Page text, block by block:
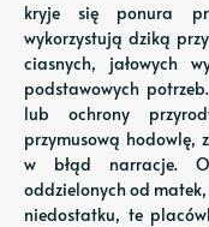
kryje się ponura
wykorzystują dziką
ciasnych, jałowych
podstawowych
lub ochrony
przymusową
w błąd narracje.
oddzielonych od matek,
niedostatku, te